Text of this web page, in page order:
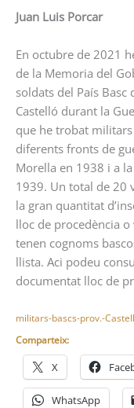
Juan Luis Porcar
En octubre de 2021
de la Memoria del
soldats del País
Castelló durant la
que he trobat
diferents fronts de
Morella en 1938 i a
1939. Un total de 20
la gran quantitat
lloc de procedència
tenen cognoms
llista. Aci podeu
documentat lloc de
militars-bascs-prov.-
Comparteix:
X
WhatsApp